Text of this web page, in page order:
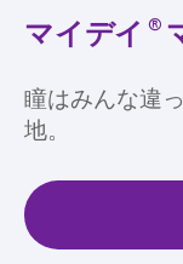
マイデイ®
瞳はみんな違
地。